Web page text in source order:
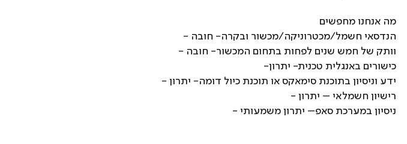
מה אנחנו מחפשים
הנדסאי חשמל/מכטרוניקה/מכשור ובקרה- חובה -
וותק של חמש שנים לפחות בתחום המכשור- חובה -
כישורים באנגלית טכנית- יתרון-
ידע וניסיון בתוכנת סימאקס או תוכנת כיול דומה- יתרון -
רישיון חשמלאי – יתרון -
ניסיון במערכת סאפ– יתרון משמעותי -